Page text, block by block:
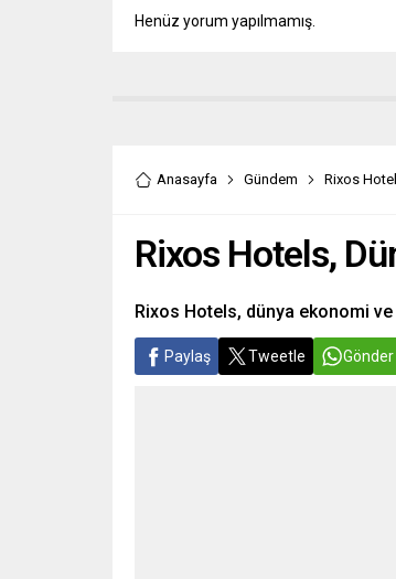
Henüz yorum yapılmamış.
Anasayfa Gündem Rixos
Rixos Hotels,
Rixos Hotels, dünya ekonomi
Paylaş Tweetle Gönder